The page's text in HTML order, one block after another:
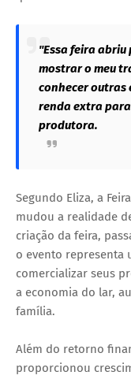
"Essa feira abriu
mostrar o meu
conhecer outras
renda extra
produtora.
Segundo Eliza, a
mudou a realidade
criação da feira,
o evento representa
comercializar seus
a economia do lar,
família.
Além do retorno
proporcionou